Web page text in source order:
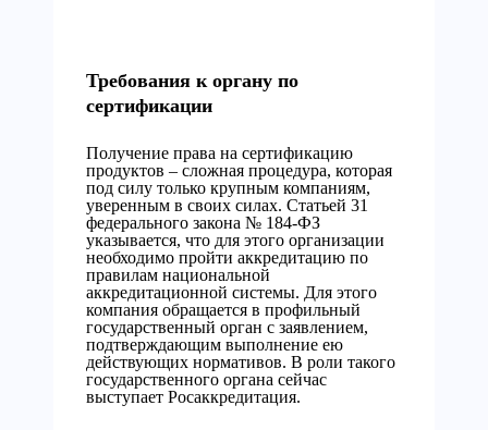
Требования к органу по
сертификации
Получение права на сертификацию
продуктов – сложная процедура, которая
под силу только крупным компаниям,
уверенным в своих силах. Статьей 31
федерального закона № 184-ФЗ
указывается, что для этого организации
необходимо пройти аккредитацию по
правилам национальной
аккредитационной системы. Для этого
компания обращается в профильный
государственный орган с заявлением,
подтверждающим выполнение ею
действующих нормативов. В роли такого
государственного органа сейчас
выступает Росаккредитация.